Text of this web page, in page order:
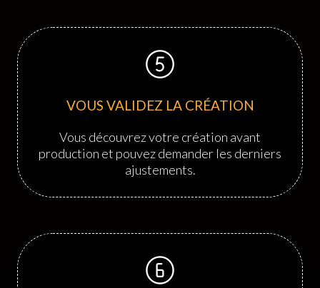
VOUS VALIDEZ LA CRÉATION
Vous découvrez votre création avant
production et pouvez demander les derniers
ajustements.